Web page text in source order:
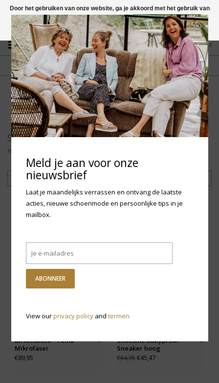
Vragen? App naar +31 58 250 1503
0
GRATIS VERZENDING NL
Vanaf € 75,-
FYSIEKE WINKEL
in Mantgum (frl)
fdad
Sale
Home
Filteren
Birkenstock - Tema
Mikrofaser
€89,95
Shoesme Babyproof
Sneaker hoog
€64,95€45,47
Door het gebruiken van onze website, ga je akkoord met het gebruik van
cookies om onze website te verbeteren.
Dit bericht verbergen
Meer over cookies »
Meld je aan voor onze
nieuwsbrief
Laat je maandelijks verrassen en ontvang de laatste
acties, nieuwe schoenmode en persoonlijke tips in je
mailbox.
ABONNEER
View ourprivacy policyand termen